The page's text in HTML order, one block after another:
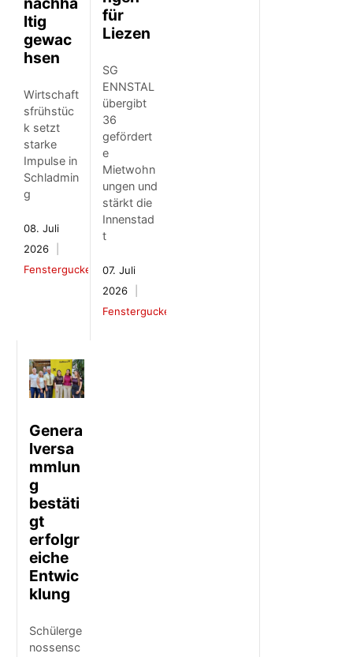
ltig
gewac
hsen
Wirtschaft
sfrühstüc
k setzt
starke
Impulse in
Schladmin
g
08. Juli
2026
Fenstergucker
für
Liezen
SG
ENNSTAL
übergibt
36
gefördert
e
Mietwohn
ungen und
stärkt die
Innenstad
t
07. Juli
2026
Fenstergucker
Genera
lversa
mmlun
g
bestäti
gt
erfolgr
eiche
Entwic
klung
Schülerge
nossensc